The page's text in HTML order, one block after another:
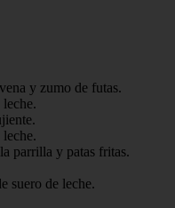
y zumo de futas.
leche.
leche.
parrilla y patas fritas.
suero de leche.